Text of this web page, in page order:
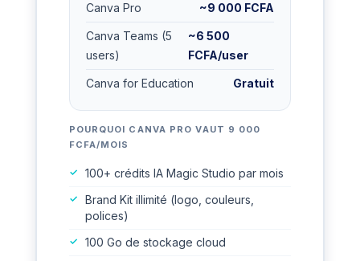
Canva Pro ~9 000 FCFA
Canva Teams (5
users)
~6 500
FCFA/user
Canva for Education Gratuit
POURQUOI CANVA PRO VAUT 9 000
FCFA/MOIS
100+ crédits IA Magic Studio par mois
Brand Kit illimité (logo, couleurs,
polices)
100 Go de stockage cloud